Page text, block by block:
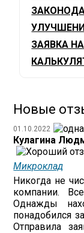
ЗАЯВКА
Новые
01.10.2022
Кулагина
Микроклад
Никогда не
компании.
Однажды
понадобился
Отправила